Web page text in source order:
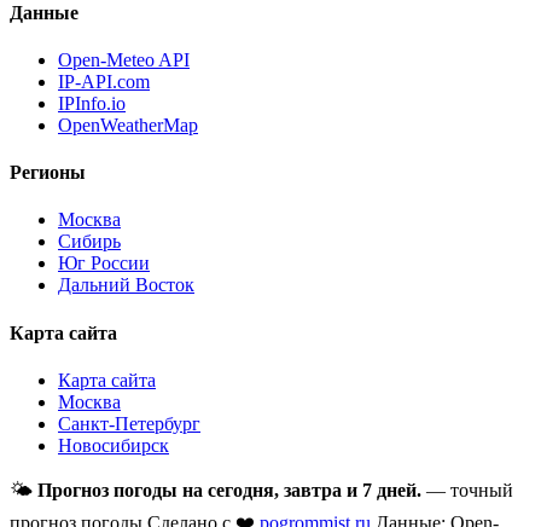
Данные
Open-Meteo API
IP-API.com
IPInfo.io
OpenWeatherMap
Регионы
Москва
Сибирь
Юг России
Дальний Восток
Карта сайта
Карта сайта
Москва
Санкт-Петербург
Новосибирск
🌤 Прогноз погоды на сегодня, завтра и 7 дней. — точный
прогноз погоды Сделано с ❤️ pogrommist.ru Данные: Open-